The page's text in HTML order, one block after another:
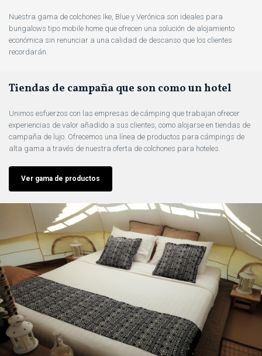
Nuestra gama de colchones Ike, Blue y Verónica son ideales para
bungalows tipo mobile home que ofrecen una solución de alojamiento
económica sin renunciar a una calidad de descanso que los clientes
recordarán.
Tiendas de campaña que son como un hotel
Unimos esfuerzos con las empresas de cámping que trabajan ofrecer
experiencias de valor añadido a sus clientes, como alojarse en tiendas de
campaña de lujo. Ofrecemos una línea de productos para cámpings de
alta gama a través de nuestra oferta de colchones para hoteles.
Ver gama de productos